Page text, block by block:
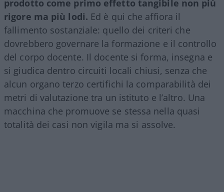
prodotto come primo effetto tangibile non più
rigore ma più lodi. Ed è qui che affiora il
fallimento sostanziale: quello dei criteri che
dovrebbero governare la formazione e il controllo
del corpo docente. Il docente si forma, insegna e
si giudica dentro circuiti locali chiusi, senza che
alcun organo terzo certifichi la comparabilità dei
metri di valutazione tra un istituto e l’altro. Una
macchina che promuove se stessa nella quasi
totalità dei casi non vigila ma si assolve.